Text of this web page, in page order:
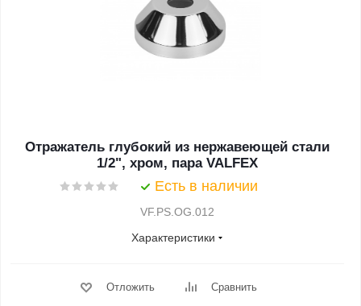
Отражатель глубокий из нержавеющей стали
1/2", хром, пара VALFEX
Есть в наличии
VF.PS.OG.012
Характеристики
Отложить Сравнить